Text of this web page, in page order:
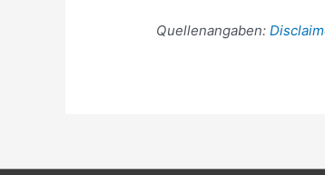
Quellenangaben: